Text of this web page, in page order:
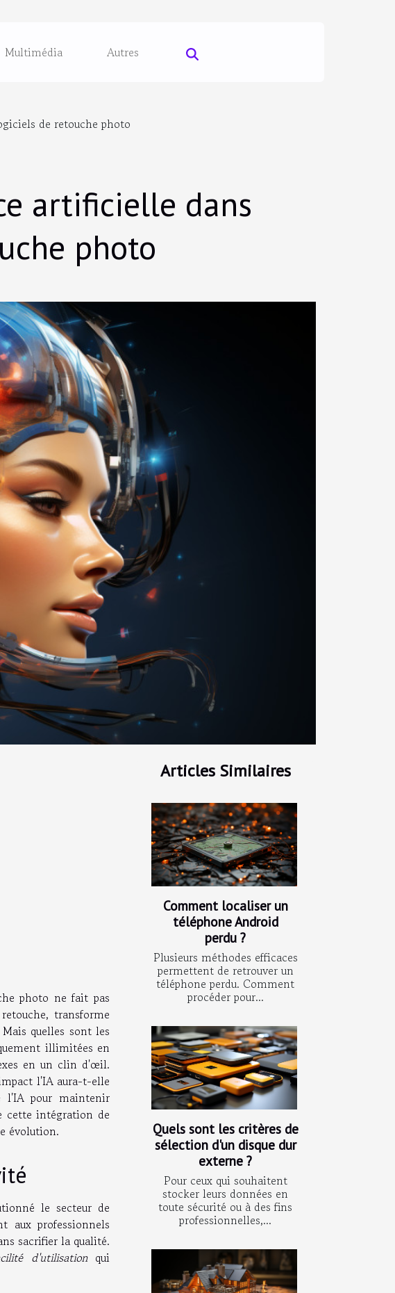
Multimédia Autres
de retouche photo
artificielle dans
photo
photo ne fait pas
transforme
quelles sont les
illimitées en
en un clin d'œil.
l'IA aura-t-elle
l'IA pour maintenir
cette intégration de
évolution.
le secteur de
aux professionnels
sacrifier la qualité.
d'utilisationqui
Articles Similaires
Comment localiser un
téléphone Android
perdu ?
Plusieurs méthodes efficaces
permettent de retrouver un
téléphone perdu. Comment
procéder pour...
Quels sont les critères de
sélection d'un disque dur
externe ?
Pour ceux qui souhaitent
stocker leurs données en
toute sécurité ou à des fins
professionnelles,...